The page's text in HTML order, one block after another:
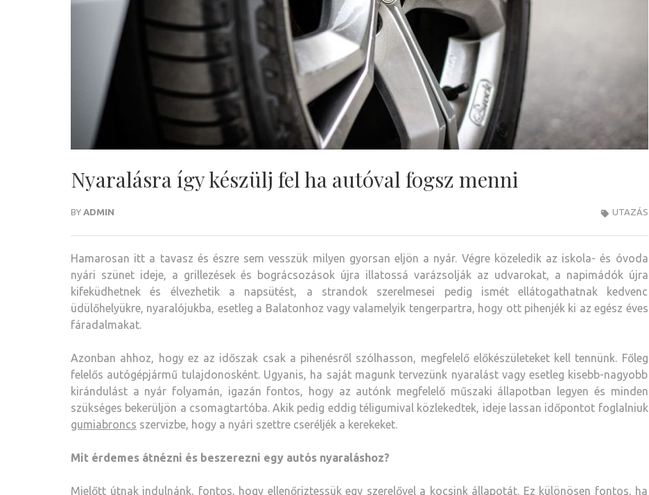
Nyaralásra így készülj fel ha autóval fogsz menni
BY ADMIN UTAZÁS
Hamarosan itt a tavasz és észre sem vesszük milyen gyorsan eljön a nyár. Végre közeledik az iskola- és óvoda
nyári szünet ideje, a grillezések és bográcsozások újra illatossá varázsolják az udvarokat, a napimádók újra
kifeküdhetnek és élvezhetik a napsütést, a strandok szerelmesei pedig ismét ellátogathatnak kedvenc
üdülőhelyükre, nyaralójukba, esetleg a Balatonhoz vagy valamelyik tengerpartra, hogy ott pihenjék ki az egész éves
fáradalmakat.
Azonban ahhoz, hogy ez az időszak csak a pihenésről szólhasson, megfelelő előkészületeket kell tennünk. Főleg
felelős autógépjármű tulajdonosként. Ugyanis, ha saját magunk tervezünk nyaralást vagy esetleg kisebb-nagyobb
kirándulást a nyár folyamán, igazán fontos, hogy az autónk megfelelő műszaki állapotban legyen és minden
szükséges bekerüljön a csomagtartóba. Akik pedig eddig téligumival közlekedtek, ideje lassan időpontot foglalniuk
gumiabroncs szervizbe, hogy a nyári szettre cseréljék a kerekeket.
Mit érdemes átnézni és beszerezni egy autós nyaraláshoz?
Mielőtt útnak indulnánk, fontos, hogy ellenőriztessük egy szerelővel a kocsink állapotát. Ez különösen fontos, ha